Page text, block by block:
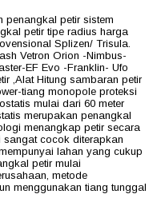
penangkal petir sistem
petir tipe radius harga
Splizen/ Trisula.
Vetron Orion -Nimbus-
EF Evo -Franklin- Ufo
,Alat Hitung sambaran petir
tiang monopole proteksi
mulai dari 60 meter
merupakan penangkal
menangkap petir secara
sangat cocok diterapkan
lahan yang cukup
petir mulai
metode
menggunakan tiang tunggal